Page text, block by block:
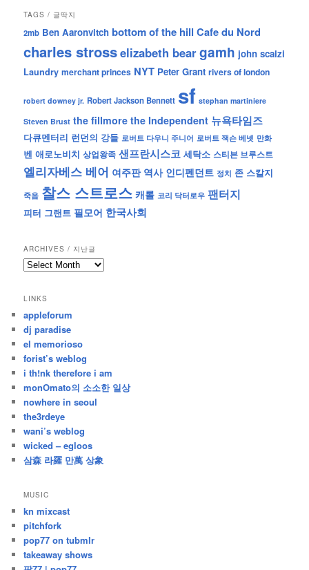
TAGS / 글딱지
2mb Ben Aaronvitch bottom of the hill Cafe du Nord
charles strosselizabeth beargamh john scalzi
Laundry merchant princes NYT Peter Grant rivers of london
robert downey jr. Robert Jackson Bennett sf stephan martiniere
Steven Brust the fillmore the Independent 뉴욕타임즈
다큐멘터리 런던의 강들 로버트 다우니 주니어 로버트 잭슨 베넷 만화
벤 애로노비치 상업왕족 샌프란시스코 세탁소 스티븐 브루스트
엘리자베스 베어 여주판 역사 인디펜던트 정치 존 스칼지
죽음 찰스 스트로스 캐롤 코리 닥터로우 팬터지
피터 그랜트 필모어 한국사회
ARCHIVES / 지난글
archives
난
글
LINKS
appleforum
dj paradise
el memorioso
forist’s weblog
i th!nk therefore i am
monOmato의 소소한 일상
nowhere in seoul
the3rdeye
wani’s weblog
wicked – egloos
삼森 라羅 만萬 상象
MUSIC
kn mixcast
pitchfork
pop77 on tubmlr
takeaway shows